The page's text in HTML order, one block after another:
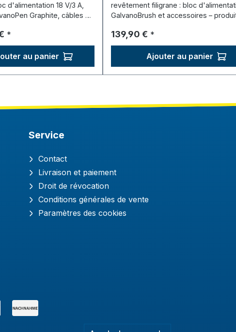
d'alimentation 18 V/3 A,
Graphite, câbles et
:
*
au panier
revêtement filigrane : bloc
GalvanoBrush et accessoires –
Prix régulier :
139,90 € *
Ajouter au panier
Service
Contact
Livraison et paiement
Droit de révocation
Conditions générales de vente
Paramètres des cookies